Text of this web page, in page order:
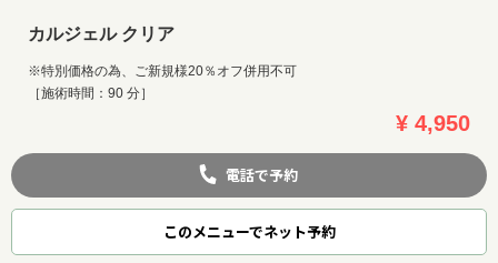
カルジェル クリア
※特別価格の為、ご新規様20％オフ併用不可
［施術時間：90 分］
¥ 4,950
電話で予約
このメニューでネット予約